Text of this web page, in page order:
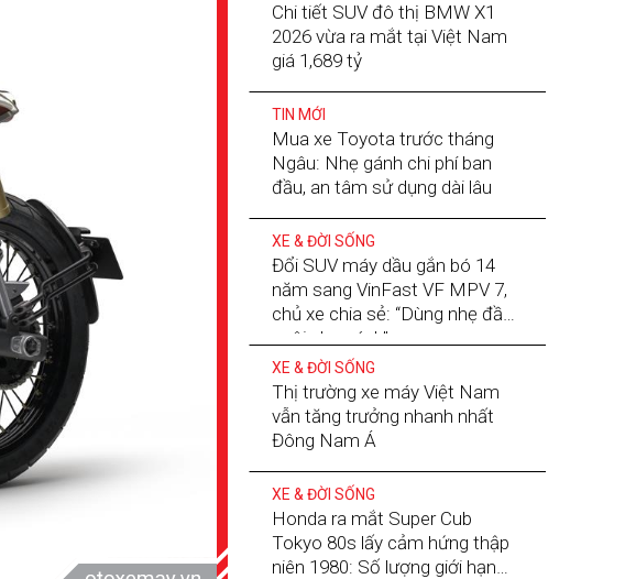
Chi tiết SUV đô thị BMW X1
2026 vừa ra mắt tại Việt Nam
giá 1,689 tỷ
TIN MỚI
Mua xe Toyota trước tháng
Ngâu: Nhẹ gánh chi phí ban
đầu, an tâm sử dụng dài lâu
XE & ĐỜI SỐNG
Đổi SUV máy dầu gắn bó 14
năm sang VinFast VF MPV 7,
chủ xe chia sẻ: “Dùng nhẹ đầu,
nuôi nhẹ gánh”
XE & ĐỜI SỐNG
Thị trường xe máy Việt Nam
vẫn tăng trưởng nhanh nhất
Đông Nam Á
XE & ĐỜI SỐNG
Honda ra mắt Super Cub
Tokyo 80s lấy cảm hứng thập
niên 1980: Số lượng giới hạn